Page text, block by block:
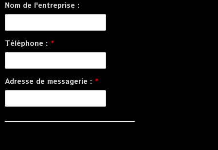
Nom de l'entreprise :
Téléphone : *
Adresse de messagerie : *